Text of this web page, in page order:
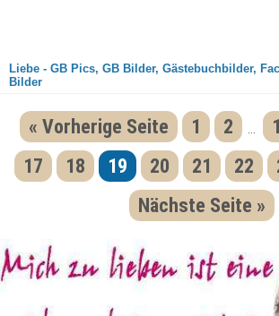
Liebe - GB Pics, GB Bilder, Gästebuchbilder,
Bilder
« Vorherige Seite 1 2
17
18 19 20 21 22
Nächste Seite »